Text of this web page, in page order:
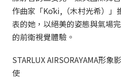
作曲家「Kōki,（木村光希）」
表的她，以絕美的姿態與氣場
的前衛視覺體驗。
STARLUX AIRSORAYAMA形
使